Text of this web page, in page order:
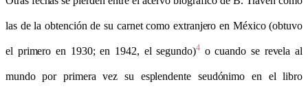
las de la obtención de su carnet como extranjero en México (obtuvo
el primero en 1930; en 1942, el segundo)4o cuando se revela al
mundo por primera vez su esplendente seudónimo en el libro